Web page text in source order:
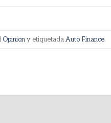
Opiniony etiquetadaAuto Finance.